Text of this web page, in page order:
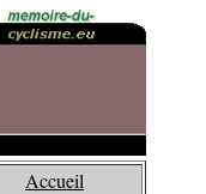
Accueil